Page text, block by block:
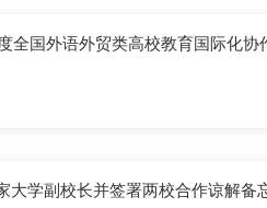
全国外语外贸类高校教育国际化
大学副校长并签署两校合作谅解备